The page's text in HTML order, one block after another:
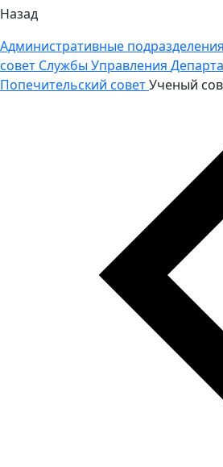
Назад
Административные подразделения
совет Службы Управления
Попечительский советУченый